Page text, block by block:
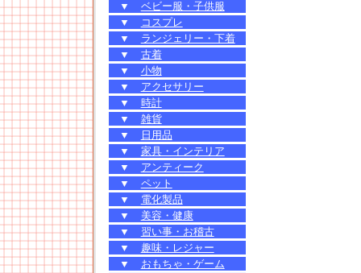
▼
ベビー服・子供服
▼
コスプレ
▼
ランジェリー・下着
▼
古着
▼
小物
▼
アクセサリー
▼
時計
▼
雑貨
▼
日用品
▼
家具・インテリア
▼
アンティーク
▼
ペット
▼
電化製品
▼
美容・健康
▼
習い事・お稽古
▼
趣味・レジャー
▼
おもちゃ・ゲーム